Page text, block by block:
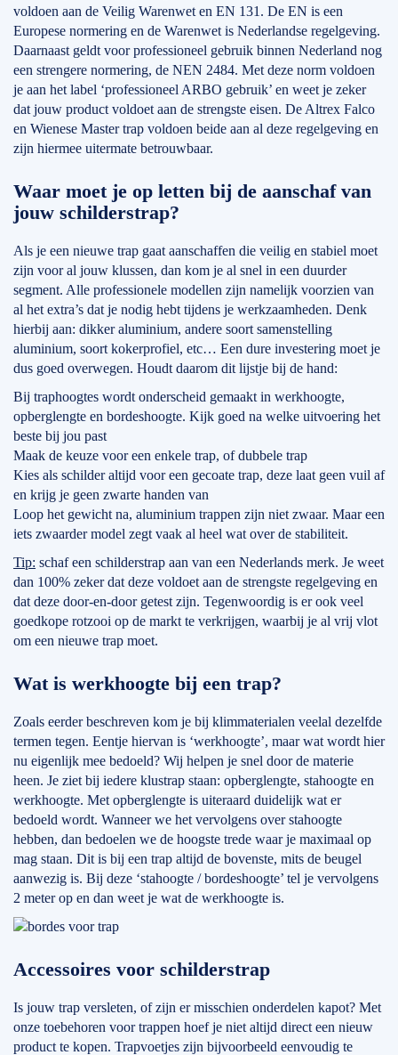
voldoen aan de Veilig Warenwet en EN 131. De EN is een
Europese normering en de Warenwet is Nederlandse regelgeving.
Daarnaast geldt voor professioneel gebruik binnen Nederland nog
een strengere normering, de NEN 2484. Met deze norm voldoen
je aan het label ‘professioneel ARBO gebruik’ en weet je zeker
dat jouw product voldoet aan de strengste eisen. De Altrex Falco
en Wienese Master trap voldoen beide aan al deze regelgeving en
zijn hiermee uitermate betrouwbaar.
Waar moet je op letten bij de aanschaf van
jouw schilderstrap?
Als je een nieuwe trap gaat aanschaffen die veilig en stabiel moet
zijn voor al jouw klussen, dan kom je al snel in een duurder
segment. Alle professionele modellen zijn namelijk voorzien van
al het extra’s dat je nodig hebt tijdens je werkzaamheden. Denk
hierbij aan: dikker aluminium, andere soort samenstelling
aluminium, soort kokerprofiel, etc… Een dure investering moet je
dus goed overwegen. Houdt daarom dit lijstje bij de hand:
Bij traphoogtes wordt onderscheid gemaakt in werkhoogte,
opberglengte en bordeshoogte. Kijk goed na welke uitvoering het
beste bij jou past
Maak de keuze voor een enkele trap, of dubbele trap
Kies als schilder altijd voor een gecoate trap, deze laat geen vuil af
en krijg je geen zwarte handen van
Loop het gewicht na, aluminium trappen zijn niet zwaar. Maar een
iets zwaarder model zegt vaak al heel wat over de stabiliteit.
Tip: schaf een schilderstrap aan van een Nederlands merk. Je weet
dan 100% zeker dat deze voldoet aan de strengste regelgeving en
dat deze door-en-door getest zijn. Tegenwoordig is er ook veel
goedkope rotzooi op de markt te verkrijgen, waarbij je al vrij vlot
om een nieuwe trap moet.
Wat is werkhoogte bij een trap?
Zoals eerder beschreven kom je bij klimmaterialen veelal dezelfde
termen tegen. Eentje hiervan is ‘werkhoogte’, maar wat wordt hier
nu eigenlijk mee bedoeld? Wij helpen je snel door de materie
heen. Je ziet bij iedere klustrap staan: opberglengte, stahoogte en
werkhoogte. Met opberglengte is uiteraard duidelijk wat er
bedoeld wordt. Wanneer we het vervolgens over stahoogte
hebben, dan bedoelen we de hoogste trede waar je maximaal op
mag staan. Dit is bij een trap altijd de bovenste, mits de beugel
aanwezig is. Bij deze ‘stahoogte / bordeshoogte’ tel je vervolgens
2 meter op en dan weet je wat de werkhoogte is.
Accessoires voor schilderstrap
Is jouw trap versleten, of zijn er misschien onderdelen kapot? Met
onze toebehoren voor trappen hoef je niet altijd direct een nieuw
product te kopen. Trapvoetjes zijn bijvoorbeeld eenvoudig te